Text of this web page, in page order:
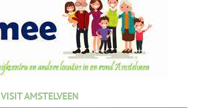
VISIT AMSTELVEEN